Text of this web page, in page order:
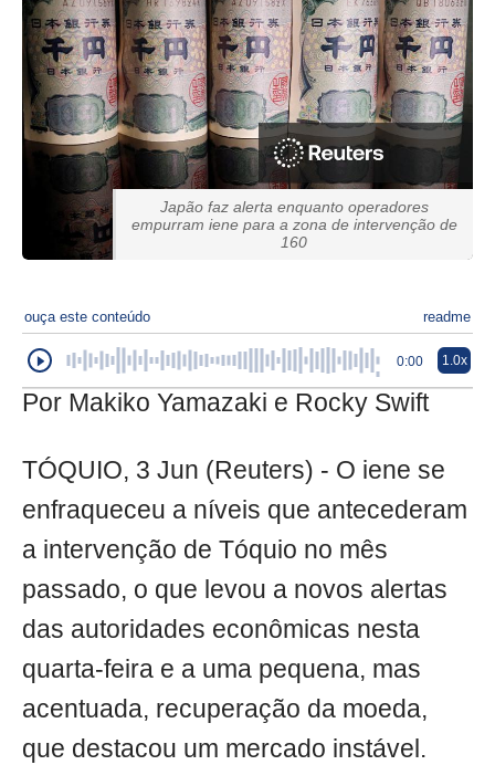
Japão faz alerta enquanto operadores
empurram iene para a zona de intervenção de
160
ouça este conteúdo readme
0:00 1.0x
Por Makiko Yamazaki e Rocky Swift
TÓQUIO, 3 Jun (Reuters) - O iene se
enfraqueceu a níveis que antecederam
a intervenção de Tóquio no mês
passado, o que levou a novos alertas
das autoridades econômicas nesta
quarta-feira e a uma pequena, mas
acentuada, recuperação da moeda,
que destacou um mercado instável.